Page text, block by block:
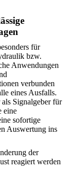
für
bzw.
Anwendungen
verbunden
eines Ausfalls.
Signalgeber für
eine
sofortige
Auswertung ins
der
reagiert werden